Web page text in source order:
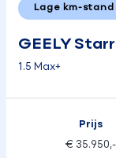
Lage km-stand
GEELY
1.5 Max+
Prijs
€ 35.950,-